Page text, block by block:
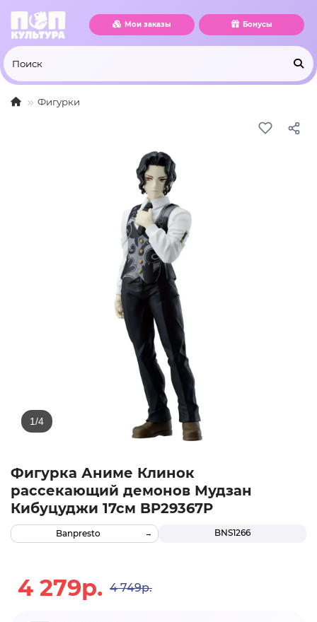
Мои заказы Бонусы
Фигурки
Фигурка Аниме Клинок
рассекающий демонов Мудзан
Кибуцуджи 17см BP29367P
BNS1266
Banpresto
4 279р. 4 749р.